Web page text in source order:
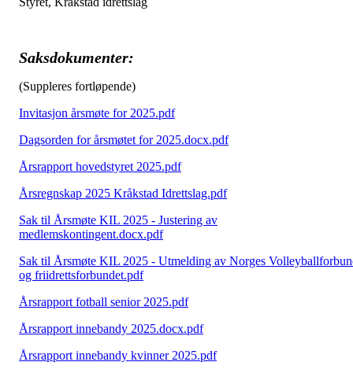
Saksdokumenter:
(Suppleres fortløpende)
Invitasjon årsmøte for 2025.pdf
Dagsorden for årsmøtet for 2025.docx.pdf
Årsrapport hovedstyret 2025.pdf
Årsregnskap 2025 Kråkstad Idrettslag.pdf
Sak til Årsmøte KIL 2025 - Justering av
medlemskontingent.docx.pdf
Sak til Årsmøte KIL 2025 - Utmelding av Norges
og friidrettsforbundet.pdf
Årsrapport fotball senior 2025.pdf
Årsrapport innebandy 2025.docx.pdf
Årsrapport innebandy kvinner 2025.pdf